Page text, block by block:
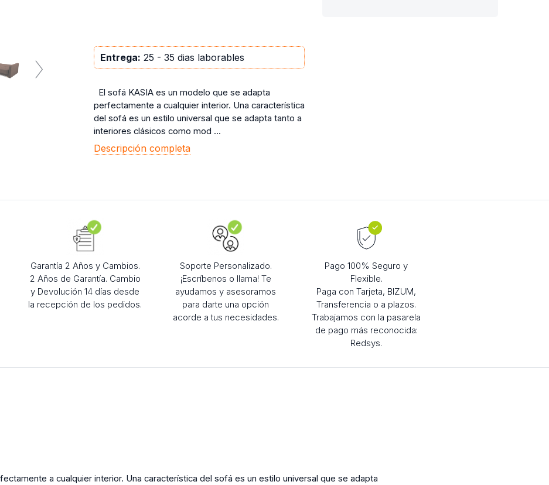
Entrega: 25 - 35 dias laborables
El sofá KASIA es un modelo que se adapta
perfectamente a cualquier interior. Una característica
del sofá es un estilo universal que se adapta tanto a
interiores clásicos como mod ...
Descripción completa
Garantía 2 Años y Cambios.
2 Años de Garantía. Cambio
y Devolución 14 días desde
la recepción de los pedidos.
Soporte Personalizado.
¡Escríbenos o llama! Te
ayudamos y asesoramos
para darte una opción
acorde a tus necesidades.
Pago 100% Seguro y
Flexible.
Paga con Tarjeta, BIZUM,
Transferencia o a plazos.
Trabajamos con la pasarela
de pago más reconocida:
Redsys.
a cualquier interior. Una característica del sofá es un estilo universal que se adapta